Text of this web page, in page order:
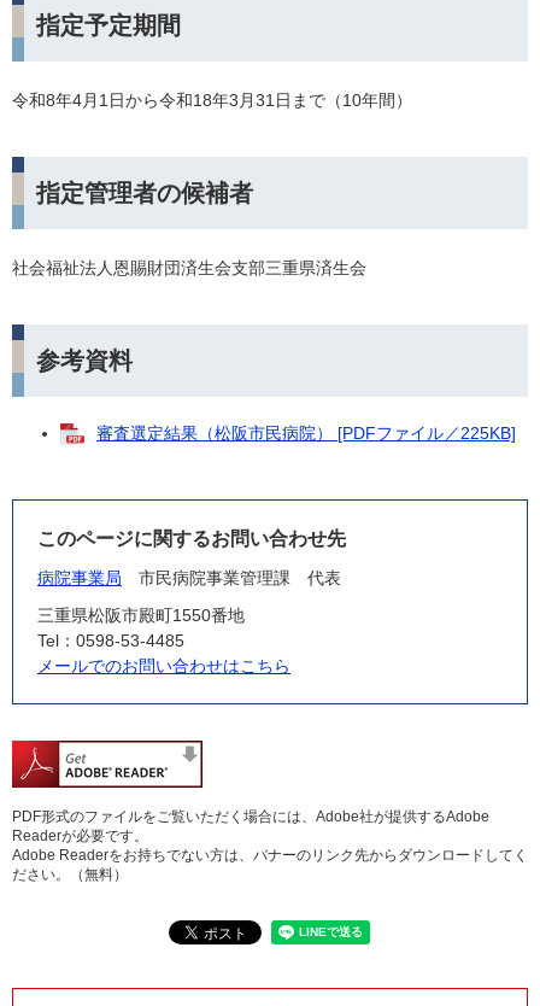
指定予定期間
令和8年4月1日から令和18年3月31日まで（10年間）
指定管理者の候補者
社会福祉法人恩賜財団済生会支部三重県済生会
参考資料
審査選定結果（松阪市民病院） [PDFファイル／225KB]
このページに関するお問い合わせ先
病院事業局 市民病院事業管理課
代表
三重県松阪市殿町1550番地
Tel：0598-53-4485
メールでのお問い合わせはこちら
PDF形式のファイルをご覧いただく場合には、Adobe社が提供するAdobe
Readerが必要です。
Adobe Readerをお持ちでない方は、バナーのリンク先からダウンロードしてく
ださい。（無料）